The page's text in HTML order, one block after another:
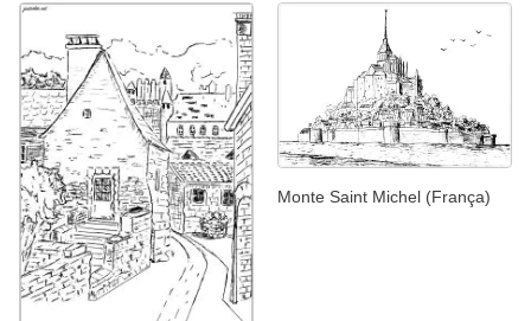
Monte Saint Michel (França)